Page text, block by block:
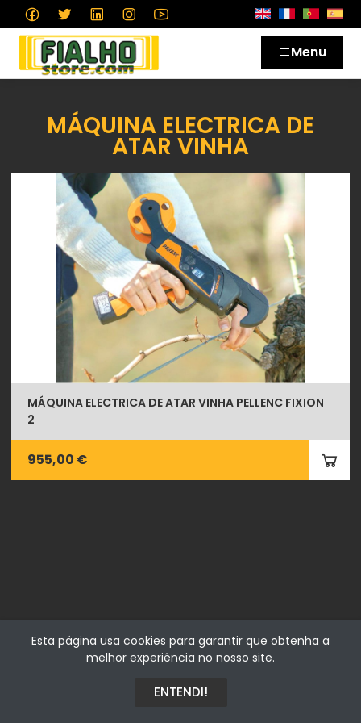
Menu
MÁQUINA ELECTRICA DE
ATAR VINHA
MÁQUINA ELECTRICA DE ATAR VINHA PELLENC FIXION
2
955,00 €
Fialhostore
Fialho & Irmão,Lda. | Horta de Barreiros 7005-208 Évora -
Esta página usa cookies para garantir que obtenha a
melhor experiência no nosso site.
ENTENDI!